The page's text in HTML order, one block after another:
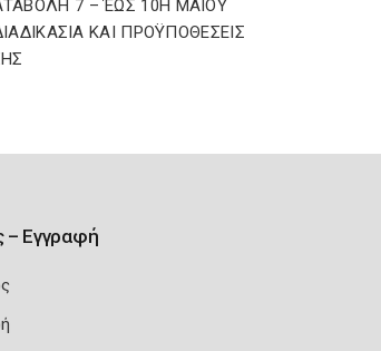
7 – ΈΩΣ 10Η ΜΑΪΟΥ
ΚΑΙ ΠΡΟΫΠΟΘΕΣΕΙΣ
– Εγγραφή